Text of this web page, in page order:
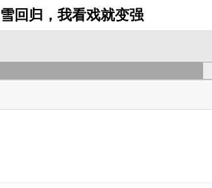
回归，我看戏就变强